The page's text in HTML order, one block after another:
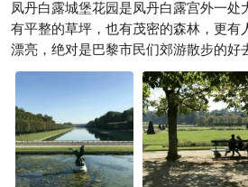
🍷11天法意瑞三国游 这样玩才
不亏❗
凤丹白露城堡花园是凤丹白露宫外一处
有平整的草坪，也有茂密的森林，更有
漂亮，绝对是巴黎市民们郊游散步的好